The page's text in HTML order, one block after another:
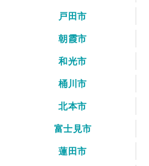
戸田市
朝霞市
和光市
桶川市
北本市
富士見市
蓮田市